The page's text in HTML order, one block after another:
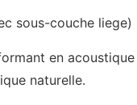
sous-couche liege)
en
naturelle.